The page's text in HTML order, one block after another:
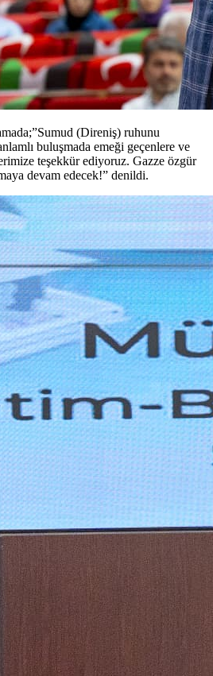
(Direniş) ruhunu
buluşmada emeği geçenlere ve
teşekkür ediyoruz. Gazze özgür
devam edecek!” denildi.